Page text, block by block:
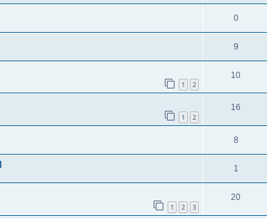
0
9
1 2
10
1 2
16
8
1
1 2 3
20